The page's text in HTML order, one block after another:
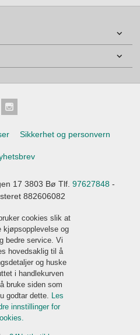
Sikkerhet og personvern
17 3803 Bø Tlf. 97627848-
882606082
cookies slik at
kjøpsopplevelse og
bedre service. Vi
hovedsaklig til å
og huske
i handlekurven
bruke siden som
godtar dette. Les
innstillinger for